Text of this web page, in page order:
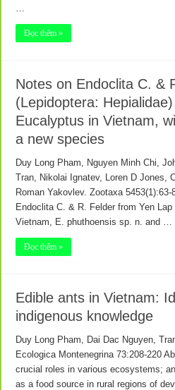
…
Đọc thêm »
Notes on Endoclita C. &
(Lepidoptera:
Eucalyptus in Vietnam,
a new species
Duy Long Pham, Nguyen Minh Chi,
Tran, Nikolai Ignatev, Loren D Jones,
Roman Yakovlev. Zootaxa
Endoclita C. & R. Felder from Yen
Vietnam, E. phuthoensis sp. n. and …
Đọc thêm »
Edible ants in Vietnam:
indigenous knowledge
Duy Long Pham, Dai Dac Nguyen,
Ecologica Montenegrina 73:208-220
crucial roles in various ecosystems;
as a food source in rural regions of